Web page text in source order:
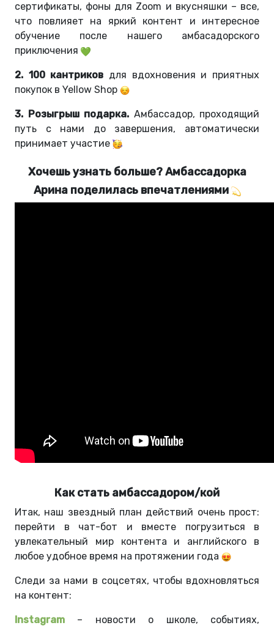
сертификаты, фоны для Zoom и вкусняшки – все,
что повлияет на яркий контент и интересное
обучение после нашего амбасадорского
приключения
2. 100 кантриков для вдохновения и приятных
покупок в Yellow Shop
3. Розыгрыш подарка. Амбассадор, проходящий
путь с нами до завершения, автоматически
принимает участие
Хочешь узнать больше? Амбассадорка
Арина поделилась впечатлениями
Как стать амбассадором/кой
Итак, наш звездный план действий очень прост:
перейти в чат-бот и вместе погрузиться в
увлекательный мир контента и английского в
любое удобное время на протяжении года
Следи за нами в соцсетях, чтобы вдохновляться
на контент:
Instagram – новости о школе, событиях,